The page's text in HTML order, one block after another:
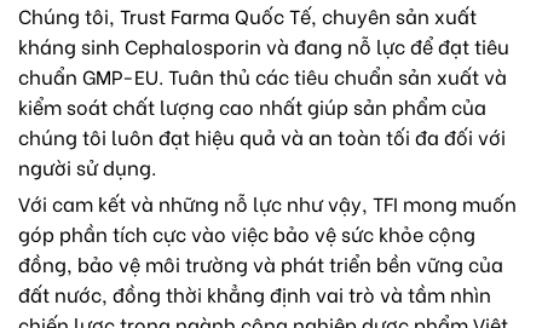
Chúng tôi, Trust Farma Quốc Tế, chuyên sản xuất
kháng sinh Cephalosporin và đang nỗ lực để đạt tiêu
chuẩn GMP-EU. Tuân thủ các tiêu chuẩn sản xuất và
kiểm soát chất lượng cao nhất giúp sản phẩm của
chúng tôi luôn đạt hiệu quả và an toàn tối đa đối với
người sử dụng.
Với cam kết và những nỗ lực như vậy, TFI mong muốn
góp phần tích cực vào việc bảo vệ sức khỏe cộng
đồng, bảo vệ môi trường và phát triển bền vững của
đất nước, đồng thời khẳng định vai trò và tầm nhìn